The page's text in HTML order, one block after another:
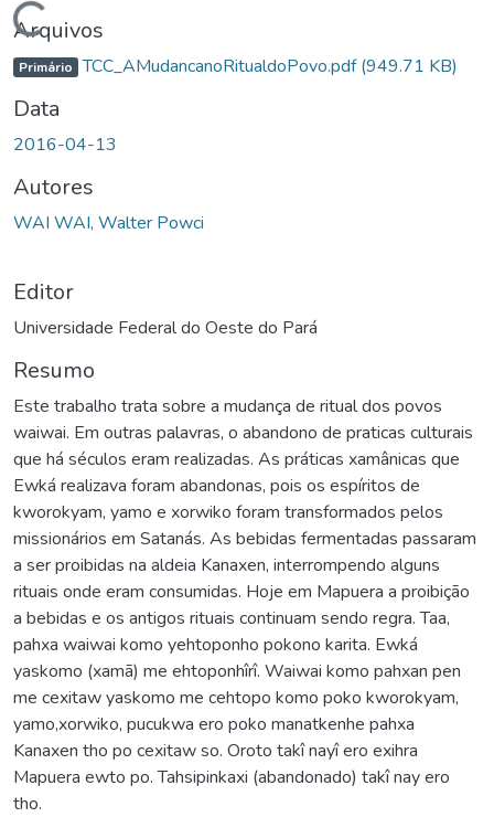
Carregando...
Arquivos
Primário TCC_AMudancanoRitualdoPovo.pdf(949.71 KB)
Data
2016-04-13
Autores
WAI WAI, Walter Powci
Editor
Universidade Federal do Oeste do Pará
Resumo
Este trabalho trata sobre a mudança de ritual dos povos
waiwai. Em outras palavras, o abandono de praticas culturais
que há séculos eram realizadas. As práticas xamânicas que
Ewká realizava foram abandonas, pois os espíritos de
kworokyam, yamo e xorwiko foram transformados pelos
missionários em Satanás. As bebidas fermentadas passaram
a ser proibidas na aldeia Kanaxen, interrompendo alguns
rituais onde eram consumidas. Hoje em Mapuera a proibição
a bebidas e os antigos rituais continuam sendo regra. Taa,
pahxa waiwai komo yehtoponho pokono karita. Ewká
yaskomo (xamã) me ehtoponhîrî. Waiwai komo pahxan pen
me cexitaw yaskomo me cehtopo komo poko kworokyam,
yamo,xorwiko, pucukwa ero poko manatkenhe pahxa
Kanaxen tho po cexitaw so. Oroto takî nayî ero exihra
Mapuera ewto po. Tahsipinkaxi (abandonado) takî nay ero
tho.